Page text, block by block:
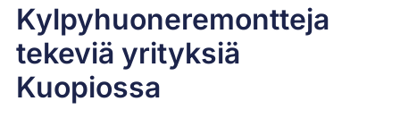
Kylpyhuoneremontteja
tekeviä yrityksiä
Kuopiossa